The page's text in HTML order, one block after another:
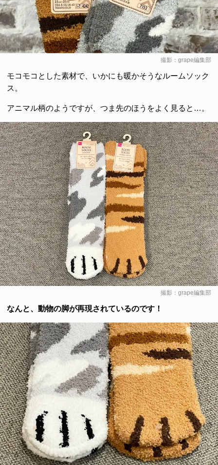
撮影：grape編集部
モコモコとした素材で、いかにも暖かそうなルームソック
ス。
アニマル柄のようですが、つま先のほうをよく見ると…。
撮影：grape編集部
なんと、動物の脚が再現されているのです！